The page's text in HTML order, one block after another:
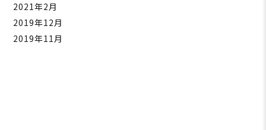
2021年2月
2019年12月
2019年11月